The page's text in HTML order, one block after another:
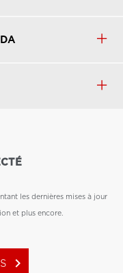
les dernières mises à jour
et plus encore.
keyboard_arrow_right